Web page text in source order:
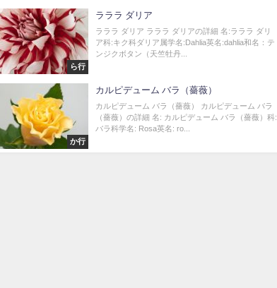
ら行
ラララ ダリア
ラララ ダリア ラララ ダリアの詳細 名:ラララ ダリ
ア科:キク科ダリア属学名:Dahlia英名:dahlia和名：テ
ンジクボタン（天竺牡丹...
か行
カルピデューム バラ（薔薇）
カルピデューム バラ（薔薇） カルピデューム バラ
（薔薇）の詳細 名: カルピデューム バラ（薔薇）科:
バラ科学名: Rosa英名: ro...